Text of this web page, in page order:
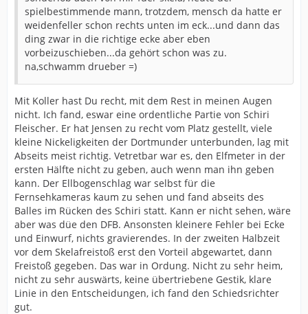
spielbestimmende mann, trotzdem, mensch da hatte er
weidenfeller schon rechts unten im eck...und dann das
ding zwar in die richtige ecke aber eben
vorbeizuschieben...da gehört schon was zu.
na,schwamm drueber =)
Mit Koller hast Du recht, mit dem Rest in meinen Augen
nicht. Ich fand, eswar eine ordentliche Partie von Schiri
Fleischer. Er hat Jensen zu recht vom Platz gestellt, viele
kleine Nickeligkeiten der Dortmunder unterbunden, lag mit
Abseits meist richtig. Vetretbar war es, den Elfmeter in der
ersten Hälfte nicht zu geben, auch wenn man ihn geben
kann. Der Ellbogenschlag war selbst für die
Fernsehkameras kaum zu sehen und fand abseits des
Balles im Rücken des Schiri statt. Kann er nicht sehen, wäre
aber was düe den DFB. Ansonsten kleinere Fehler bei Ecke
und Einwurf, nichts gravierendes. In der zweiten Halbzeit
vor dem Skelafreistoß erst den Vorteil abgewartet, dann
Freistoß gegeben. Das war in Ordung. Nicht zu sehr heim,
nicht zu sehr auswärts, keine übertriebene Gestik, klare
Linie in den Entscheidungen, ich fand den Schiedsrichter
gut.